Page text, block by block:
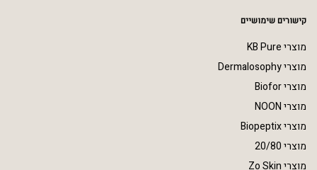
קישורים שימושיים
מוצרי KB Pure
מוצרי Dermalosophy
מוצרי Biofor
מוצרי NOON
מוצרי Biopeptix
מוצרי 20/80
מוצרי Zo Skin